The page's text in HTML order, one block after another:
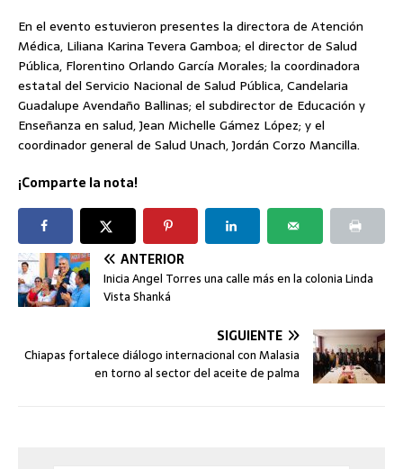
En el evento estuvieron presentes la directora de Atención
Médica, Liliana Karina Tevera Gamboa; el director de Salud
Pública, Florentino Orlando García Morales; la coordinadora
estatal del Servicio Nacional de Salud Pública, Candelaria
Guadalupe Avendaño Ballinas; el subdirector de Educación y
Enseñanza en salud, Jean Michelle Gámez López; y el
coordinador general de Salud Unach, Jordán Corzo Mancilla.
¡Comparte la nota!
ANTERIOR
Inicia Angel Torres una calle más en la colonia Linda
Vista Shanká
SIGUIENTE
Chiapas fortalece diálogo internacional con Malasia
en torno al sector del aceite de palma